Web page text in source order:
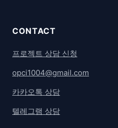
CONTACT
프로젝트 상담 신청
opci1004@gmail.com
카카오톡 상담
텔레그램 상담